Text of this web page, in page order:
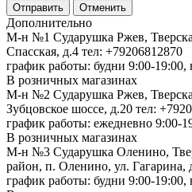
Отменить
Дополнительно
М-н №1 Сударушка Ржев,
Спасская, д.4 тел: +79206812870
график работы: будни 9:00-
В розничных магазинах
М-н №2 Cударушка Ржев,
Зубцовское шоссе, д.20 тел:
график работы: ежедневно 9:00-
В розничных магазинах
М-н №3 Сударушка Оленино,
район, п. Оленино, ул. Гагарина,
график работы: будни 9:00-